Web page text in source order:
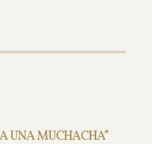
UNA MUCHACHA”